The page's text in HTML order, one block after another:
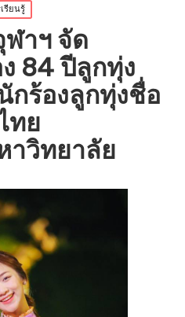
รียนรู้
าฯ จัด
84 ปีลูกทุ่ง
กร้องลูกทุ่งชื่อ
ทย
วิทยาลัย